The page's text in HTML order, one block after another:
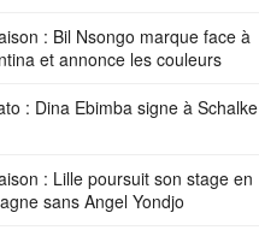
: Bil Nsongo marque face à
et annonce les couleurs
: Dina Ebimba signe à Schalke
: Lille poursuit son stage en
sans Angel Yondjo